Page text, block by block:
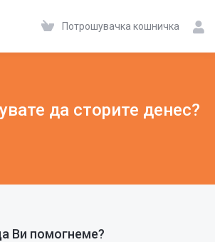
Потрошувачка кошничка
да сторите денес?
Ви помогнеме?